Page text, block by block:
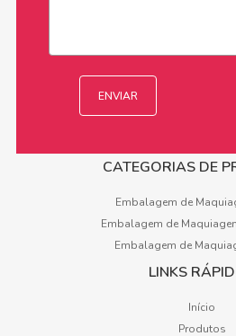
CATEGORIAS DE
Embalagem de
Embalagem de
Embalagem de
LINKS
Início
Produtos